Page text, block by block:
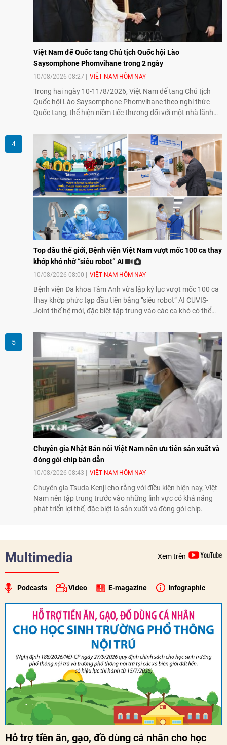
Việt Nam để Quốc tang Chủ tịch Quốc hội Lào
Saysomphone Phomvihane trong 2 ngày
10/08/2026 08:27 VIỆT NAM HÔM NAY
Trong hai ngày 10-11/8/2026, Việt Nam để tang Chủ tịch
Quốc hội Lào Saysomphone Phomvihane theo nghi thức
Quốc tang, thể hiện niềm tiếc thương đối với một nhà lãnh
nghị vĩ đại, đoàn kết đặc biệt Việt Nam - Lào.
Top đầu thế giới, Bệnh viện Việt Nam vượt mốc 100 ca thay
khớp khó nhờ “siêu robot” AI
10/08/2026 08:00 VIỆT NAM HÔM NAY
Bệnh viện Đa khoa Tâm Anh vừa lập kỷ lục vượt mốc 100 ca
thay khớp phức tạp đầu tiên bằng “siêu robot” AI CUVIS-
Joint thế hệ mới, đặc biệt tập trung vào các ca khó có thể
mở ra cơ hội mới cho nhiều người bệnh đang đối mặt nguy
cơ “tàn phế”.
Chuyên gia Nhật Bản nói Việt Nam nên ưu tiên sản xuất và
đóng gói chip bán dẫn
10/08/2026 08:43 VIỆT NAM HÔM NAY
Chuyên gia Tsuda Kenji cho rằng với điều kiện hiện nay, Việt
Nam nên tập trung trước vào những lĩnh vực có khả năng
phát triển lợi thế, đặc biệt là sản xuất và đóng gói chip.
Multimedia Xem trên
Podcasts Video E-magazine Infographic
Hỗ trợ tiền ăn, gạo, đồ dùng cá nhân cho học